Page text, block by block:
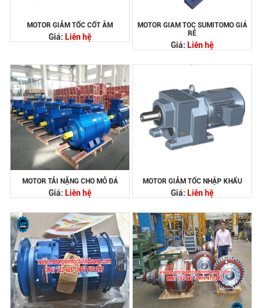
MOTOR GIẢM TỐC CỐT ÂM
Giá: Liên hệ
MOTOR GIAM TOC SUMITOMO GIÁ
RẺ
Giá: Liên hệ
MOTOR TẢI NẶNG CHO MỎ ĐÁ
Giá: Liên hệ
MOTOR GIẢM TỐC NHẬP KHẨU
Giá: Liên hệ